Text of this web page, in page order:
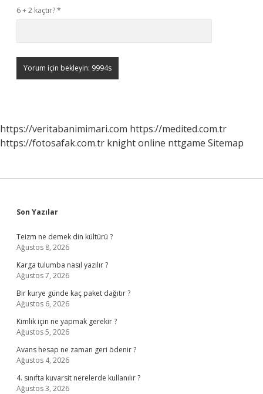
6 + 2 kaçtır?*
https://veritabanimimari.com https://medited.com.tr
https://fotosafak.com.tr knight online nttgame Sitemap
Sidebar
Son Yazılar
Teizm ne demek din kültürü ?
Ağustos 8, 2026
Karga tulumba nasıl yazılır ?
Ağustos 7, 2026
Bir kurye günde kaç paket dağıtır ?
Ağustos 6, 2026
Kimlik için ne yapmak gerekir ?
Ağustos 5, 2026
Avans hesap ne zaman geri ödenir ?
Ağustos 4, 2026
4. sınıfta kuvarsit nerelerde kullanılır ?
Ağustos 3, 2026